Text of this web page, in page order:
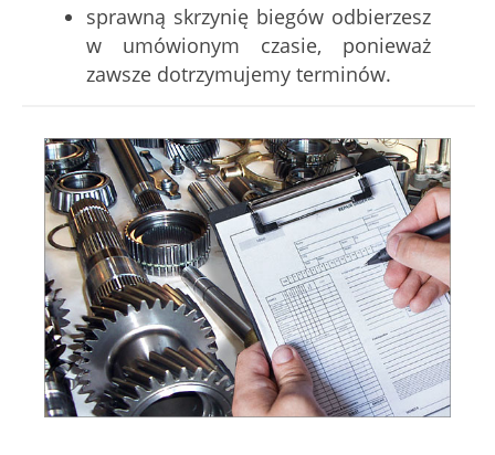
sprawną skrzynię biegów odbierzesz
w umówionym czasie, ponieważ
zawsze dotrzymujemy terminów.